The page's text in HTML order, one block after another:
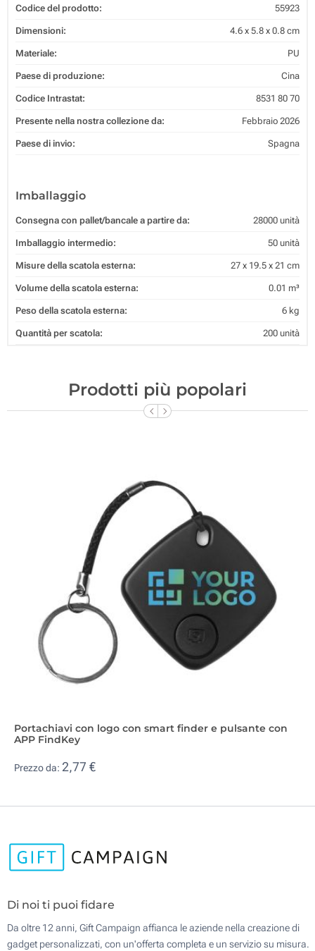
Codice del prodotto: 55923
Dimensioni: 4.6 x 5.8 x 0.8 cm
Materiale: PU
Paese di produzione: Cina
Codice Intrastat: 8531 80 70
Presente nella nostra collezione da: Febbraio 2026
Paese di invio: Spagna
Imballaggio
Consegna con pallet/bancale a partire da: 28000 unità
Imballaggio intermedio: 50 unità
Misure della scatola esterna: 27 x 19.5 x 21 cm
Volume della scatola esterna: 0.01 m³
Peso della scatola esterna: 6 kg
Quantità per scatola: 200 unità
Prodotti più popolari
Portachiavi con logo con smart finder e pulsante con
APP FindKey
Prezzo da: 2,77 €
Di noi ti puoi fidare
Da oltre 12 anni, Gift Campaign affianca le aziende nella creazione di
gadget personalizzati, con un'offerta completa e un servizio su misura.